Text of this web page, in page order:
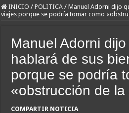
INICIO / POLITICA / Manuel Adorni dijo
viajes porque se podría tomar como
Manuel Adorni
hablará de sus
porque se podría
«obstrucción de la
COMPARTIR NOTICIA